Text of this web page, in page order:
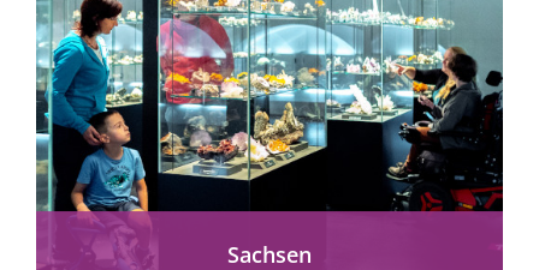
mehr erfahren
Sachsen